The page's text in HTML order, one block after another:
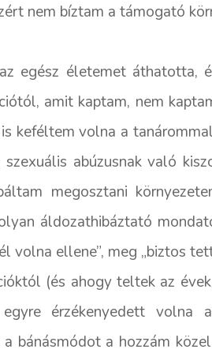
nem bíztam a támogató
egész életemet áthatotta,
amit kaptam, nem
keféltem volna a
abúzusnak való
megosztani
áldozathibáztató
ellene”, meg „biztos
(és ahogy teltek az
érzékenyedett volna
bánásmódot a hozzám